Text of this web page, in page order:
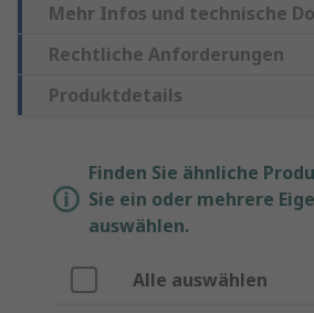
Mehr Infos und technische
Rechtliche Anforderungen
Produktdetails
Finden Sie ähnliche
Sie ein oder mehrere
auswählen.
Alle auswählen